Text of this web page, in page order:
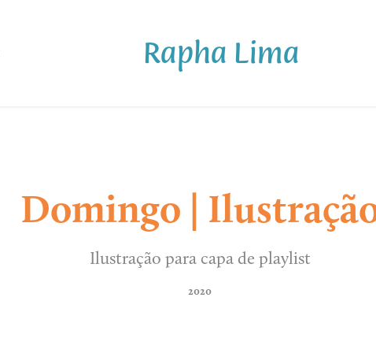
Rapha Lima
Domingo |
Ilustração para capa de playlist
2020